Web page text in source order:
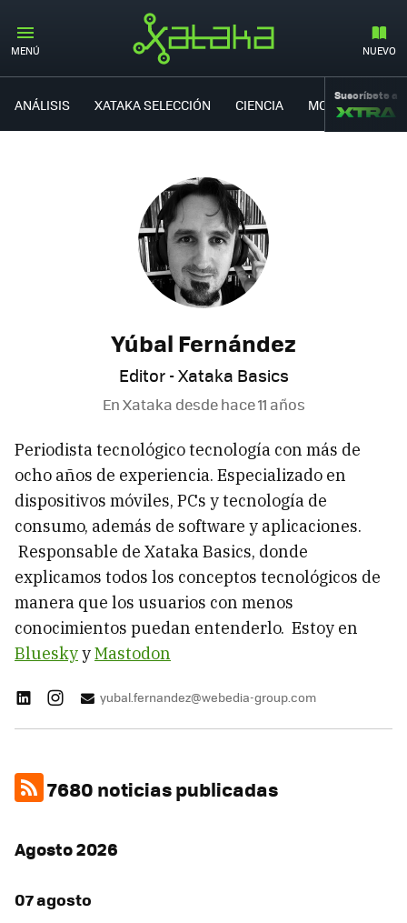
MENÚ NUEVO
ANÁLISIS XATAKA SELECCIÓN CIENCIA MOVILIDAD
Suscríbete a
Yúbal Fernández
Editor - Xataka Basics
En Xataka desdehace 11 años
Periodista tecnológico tecnología con más de
ocho años de experiencia. Especializado en
dispositivos móviles, PCs y tecnología de
consumo, además de software y aplicaciones.
Responsable de Xataka Basics, donde
explicamos todos los conceptos tecnológicos de
manera que los usuarios con menos
conocimientos puedan entenderlo. Estoy en
BlueskyyMastodon
yubal.fernandez@webedia-group.com
7680 noticias publicadas
Agosto 2026
07 agosto